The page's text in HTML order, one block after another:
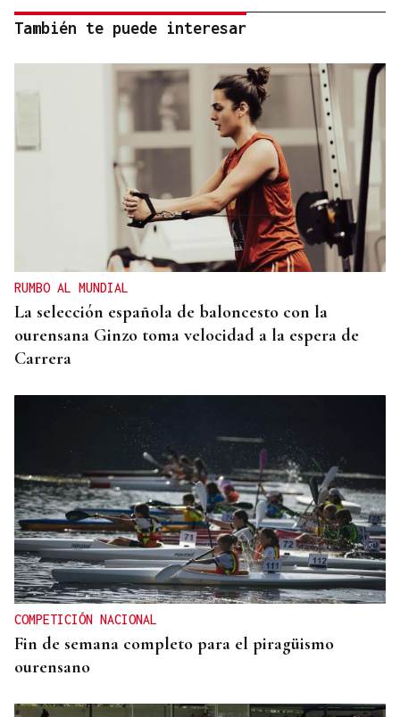
También te puede interesar
RUMBO AL MUNDIAL
La selección española de baloncesto con la
ourensana Ginzo toma velocidad a la espera de
Carrera
COMPETICIÓN NACIONAL
Fin de semana completo para el piragüismo
ourensano